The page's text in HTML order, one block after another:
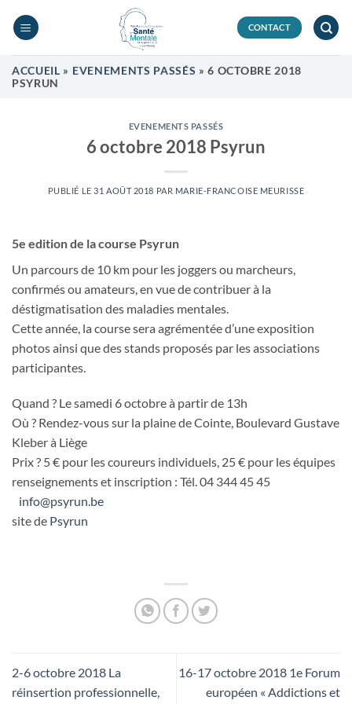
CONTACT
ACCUEIL » EVENEMENTS PASSÉS » 6 OCTOBRE 2018
PSYRUN
EVENEMENTS PASSÉS
6 octobre 2018 Psyrun
PUBLIÉ LE 31 AOÛT 2018 PAR MARIE-FRANCOISE MEURISSE
5e edition de la course Psyrun
Un parcours de 10 km pour les joggers ou marcheurs,
confirmés ou amateurs, en vue de contribuer à la
déstigmatisation des maladies mentales.
Cette année, la course sera agrémentée d’une exposition
photos ainsi que des stands proposés par les associations
participantes.
Quand ? Le samedi 6 octobre à partir de 13h
Où ? Rendez-vous sur la plaine de Cointe, Boulevard Gustave
Kleber à Liège
Prix ? 5 € pour les coureurs individuels, 25 € pour les équipes
renseignements et inscription : Tél. 04 344 45 45
info@psyrun.be
site de Psyrun
2-6 octobre 2018 La
réinsertion professionnelle,
16-17 octobre 2018 1e Forum
européen « Addictions et